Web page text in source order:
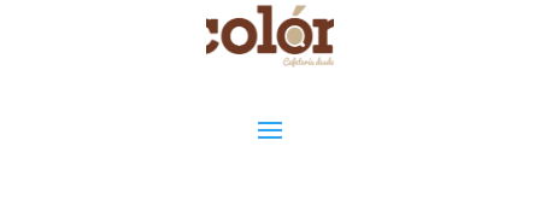
Jun 20, 2023|